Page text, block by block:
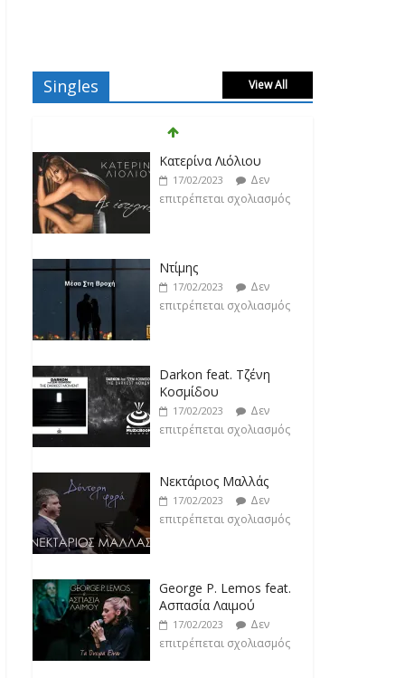
Singles View All
Ντίμης
17/02/2023
Δεν
επιτρέπεται σχολιασμός
Darkon feat. Τζένη
Κοσμίδου
17/02/2023
Δεν
Νεκτάριος Μαλλάς
17/02/2023
επιτρέπεται σχολιασμός
George P. Lemos feat.
Ασπασία Λαιμού
17/02/2023
Δεν
Μάριος Δαρβίρας
17/02/2023
Δεν
επιτρέπεται σχολιασμός